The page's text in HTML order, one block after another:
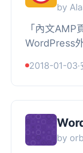
by
「內文AMP
WordPress
賺錢。, 您
入文章廣告
2018-01-03·
by